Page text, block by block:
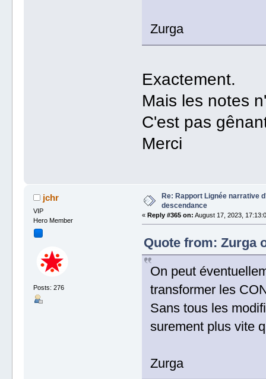
Zurga
Exactement.
Mais les notes
C'est pas
Merci
jchr
VIP
Hero Member
Posts: 276
Re: Rapport Lignée narrative
descendance
«Reply #365 on: August 17, 2023,
Quote from: Zurga
On peut
transformer les
Sans tous les
surement plus vite
Zurga